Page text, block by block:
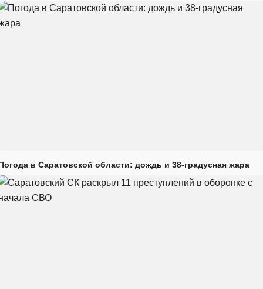
в Саратовской области: дождь и 38-градусная жара